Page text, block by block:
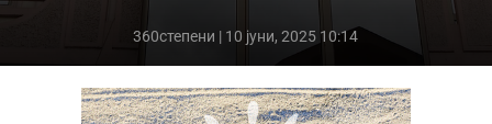
360степени | 10 јуни, 2025 10:14